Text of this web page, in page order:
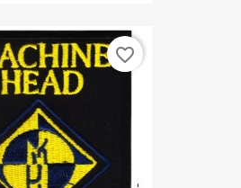
favorite_border